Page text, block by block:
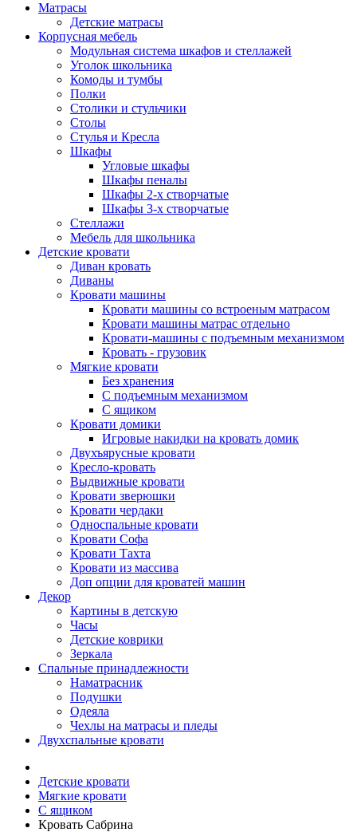
Матрасы
Детские матрасы
Корпусная мебель
Модульная система шкафов и стеллажей
Уголок школьника
Комоды и тумбы
Полки
Столики и стульчики
Столы
Стулья и Кресла
Шкафы
Угловые шкафы
Шкафы пеналы
Шкафы 2-х створчатые
Шкафы 3-х створчатые
Стеллажи
Мебель для школьника
Детские кровати
Диван кровать
Диваны
Кровати машины
Кровати машины со встроеным матрасом
Кровати машины матрас отдельно
Кровати-машины с подъемным механизмом
Кровать - грузовик
Мягкие кровати
Без хранения
С подъемным механизмом
С ящиком
Кровати домики
Игровые накидки на кровать домик
Двухъярусные кровати
Кресло-кровать
Выдвижные кровати
Кровати зверюшки
Кровати чердаки
Односпальные кровати
Кровати Софа
Кровати Тахта
Кровати из массива
Доп опции для кроватей машин
Декор
Картины в детскую
Часы
Детские коврики
Зеркала
Спальные принадлежности
Наматрасник
Подушки
Одеяла
Чехлы на матрасы и пледы
Двухспальные кровати
Детские кровати
Мягкие кровати
С ящиком
Кровать Сабрина